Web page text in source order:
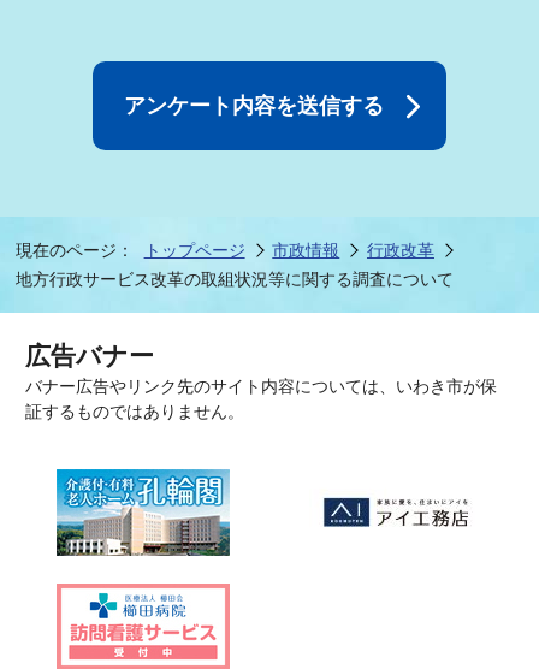
現在のページ： トップページ 市政情報
行政改革
地方行政サービス改革の取組状況等に関する調査について
広告バナー
バナー広告やリンク先のサイト内容については、いわき市が保
証するものではありません。